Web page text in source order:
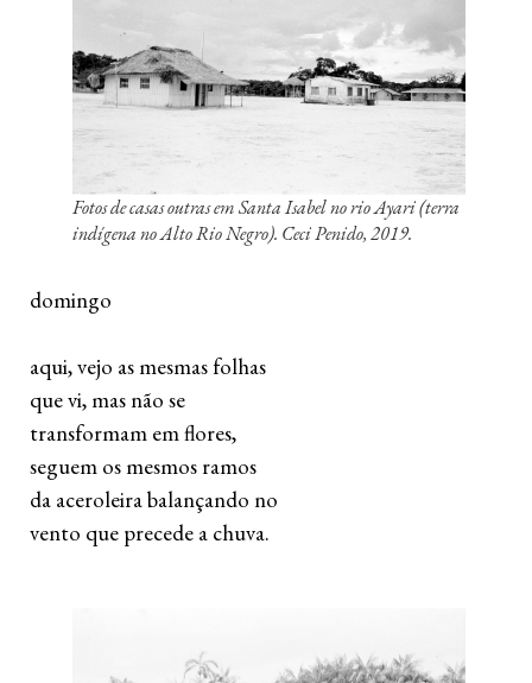
Fotos de casas outras em Santa Isabel no rio Ayari (terra
indígena no Alto Rio Negro). Ceci Penido, 2019.
domingo
aqui, vejo as mesmas folhas
que vi, mas não se
transformam em flores,
seguem os mesmos ramos
da aceroleira balançando no
vento que precede a chuva.